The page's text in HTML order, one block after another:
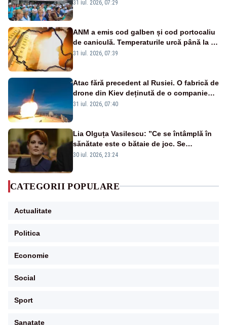
31 iul. 2026, 07:29
ANM a emis cod galben și cod portocaliu
de caniculă. Temperaturile urcă până la 38
de grade, iar nopțile devin tropicale
31 iul. 2026, 07:39
Atac fără precedent al Rusiei. O fabrică de
drone din Kiev deținută de o companie
americană, distrusă de o rachetă
31 iul. 2026, 07:40
Lia Olguța Vasilescu: ”Ce se întâmplă în
sănătate este o bătaie de joc. Se
guvernează extraordinar de prost”
30 iul. 2026, 23:24
CATEGORII POPULARE
Actualitate
Politica
Economie
Social
Sport
Sanatate